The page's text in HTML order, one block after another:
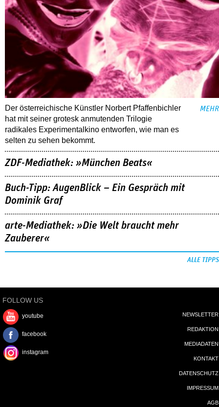
Der österreichische Künstler Norbert Pfaffenbichler
hat mit seiner grotesk anmutenden Trilogie
radikales Experimentalkino entworfen, wie man es
selten zu sehen bekommt.
MEHR
ZDF-Mediathek: »München Beats«
Buch-Tipp: AugenBlick – Ein Gespräch mit
Dominik Graf
arte-Mediathek: »Die Welt braucht mehr
Zauberer«
ALLE TIPPS
FOLLOW US
youtube
facebook
instagram
NEWSLETTER
REDAKTION
MEDIADATEN
KONTAKT
DATENSCHUTZ
IMPRESSUM
AGB